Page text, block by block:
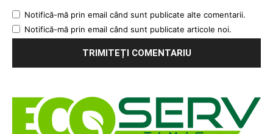
Notifică-mă prin email când sunt publicate alte comentarii.
Notifică-mă prin email când sunt publicate articole noi.